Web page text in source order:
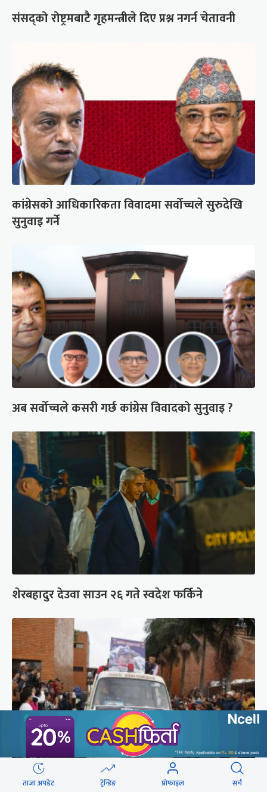
संसद्को रोष्ट्रमबाटै गृहमन्त्रीले दिए प्रश्न नगर्न चेतावनी
कांग्रेसको आधिकारिकता विवादमा सर्वोच्चले सुरुदेखि
सुनुवाइ गर्ने
अब सर्वोच्चले कसरी गर्छ कांग्रेस विवादको सुनुवाइ ?
शेरबहादुर देउवा साउन २६ गते स्वदेश फर्किने
ब्रोड पिकमा ज्यान गुमाएका युक्तको शव काठमाडौं
ताजा अपडेट ट्रेन्डिङ प्रोफाइल सर्च